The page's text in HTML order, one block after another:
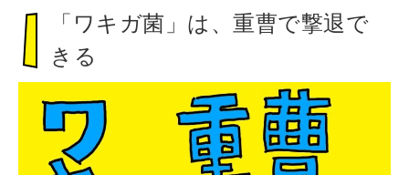
「ワキガ菌」は、重曹で撃退で
きる